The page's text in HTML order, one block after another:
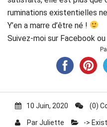
ruminations existentielles
Y’en a marre d’être né !
Suivez-moi sur Facebook
10 Juin, 2020 (0)
ParJuliette ->